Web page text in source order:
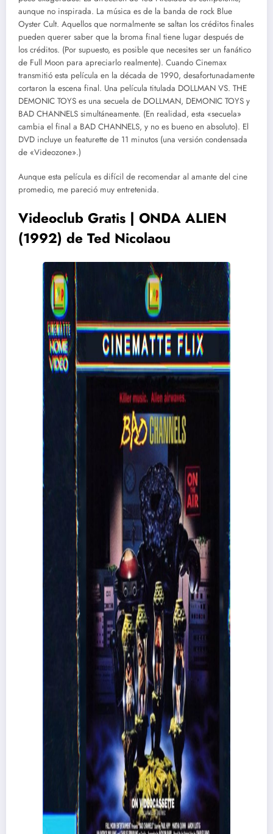
aunque no inspirada. La música es de la banda de rock Blue
Oyster Cult. Aquellos que normalmente se saltan los créditos finales
pueden querer saber que la broma final tiene lugar después de
los créditos. (Por supuesto, es posible que necesites ser un fanático
de Full Moon para apreciarlo realmente). Cuando Cinemax
transmitió esta película en la década de 1990, desafortunadamente
cortaron la escena final. Una película titulada DOLLMAN VS. THE
DEMONIC TOYS es una secuela de DOLLMAN, DEMONIC TOYS y
BAD CHANNELS simultáneamente. (En realidad, esta «secuela»
cambia el final a BAD CHANNELS, y no es bueno en absoluto). El
DVD incluye un featurette de 11 minutos (una versión condensada
de «Videozone».)
Aunque esta película es difícil de recomendar al amante del cine
promedio, me pareció muy entretenida.
Videoclub Gratis | ONDA ALIEN
(1992) de Ted Nicolaou